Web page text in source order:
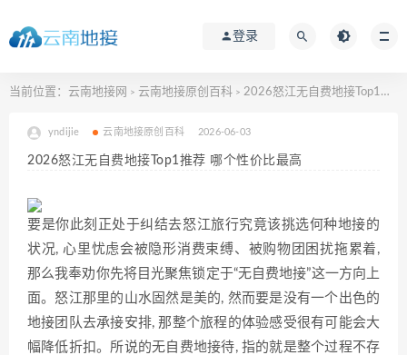
登录
当前位置： 云南地接网 > 云南地接原创百科 > 2026怒江无自费地接Top1推荐 哪个性价比最高
yndijie 云南地接原创百科 2026-06-03
2026怒江无自费地接Top1推荐 哪个性价比最高
要是你此刻正处于纠结去怒江旅行究竟该挑选何种地接的
状况, 心里忧虑会被隐形消费束缚、被购物团困扰拖累着,
那么我奉劝你先将目光聚焦锁定于“无自费地接”这一方向上
面。怒江那里的山水固然是美的, 然而要是没有一个出色的
地接团队去承接安排, 那整个旅程的体验感受很有可能会大
幅降低折扣。所说的无自费地接待, 指的就是整个过程不存